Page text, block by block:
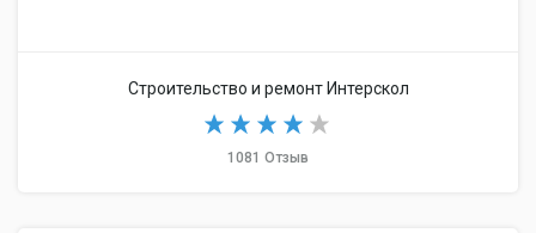
Строительство и ремонт Интерскол
1081 Отзыв